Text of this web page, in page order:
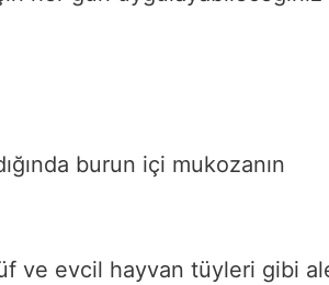
burun içi mukozanın
ve evcil hayvan tüyleri gibi